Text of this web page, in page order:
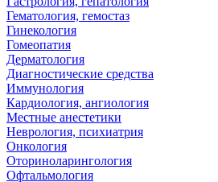
Гематология, гемостаз
Гинекология
Гомеопатия
Дерматология
Диагностические средства
Иммунология
Кардиология, ангиология
Местные анестетики
Неврология, психиатрия
Онкология
Оториноларингология
Офтальмология